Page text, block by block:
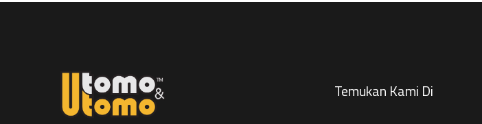
Temukan Kami Di